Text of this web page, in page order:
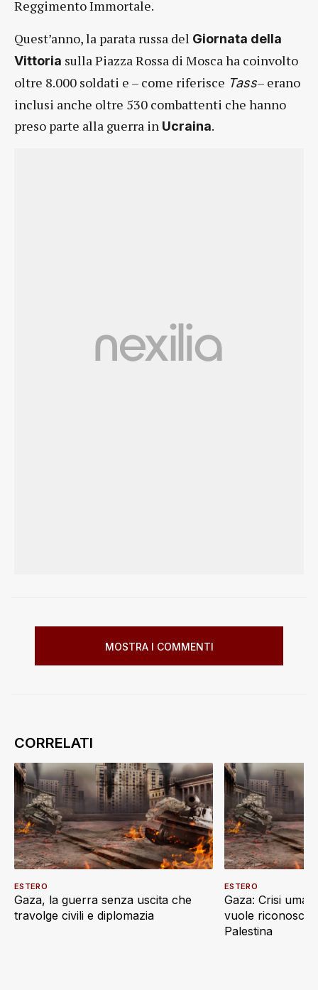
Reggimento Immortale.
Quest’anno, la parata russa del Giornata della
Vittoria sulla Piazza Rossa di Mosca ha coinvolto
oltre 8.000 soldati e – come riferisce Tass– erano
inclusi anche oltre 530 combattenti che hanno
preso parte alla guerra in Ucraina.
MOSTRA I COMMENTI
Gaza, la guerra senza uscita che
travolge civili e diplomazia
ESTERO
Gaza: Crisi
vuole
Palestina
ESTERO